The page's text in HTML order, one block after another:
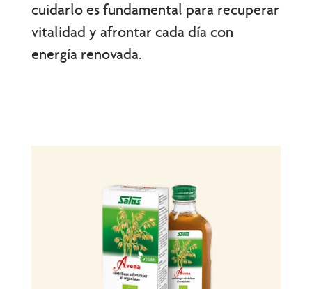
cuidarlo es fundamental para recuperar
vitalidad y afrontar cada día con
energía renovada.